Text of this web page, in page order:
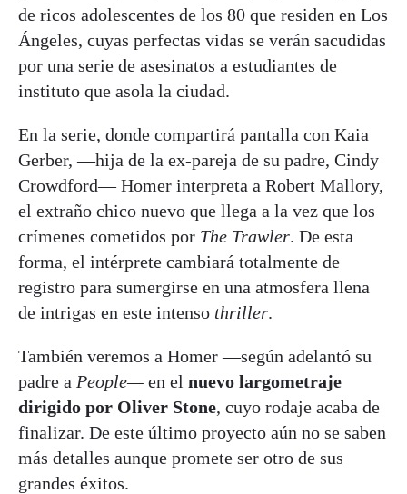
de ricos adolescentes de los 80 que residen en Los
Ángeles, cuyas perfectas vidas se verán sacudidas
por una serie de asesinatos a estudiantes de
instituto que asola la ciudad.
En la serie, donde compartirá pantalla con Kaia
Gerber, —hija de la ex-pareja de su padre, Cindy
Crowdford— Homer interpreta a Robert Mallory,
el extraño chico nuevo que llega a la vez que los
crímenes cometidos por The Trawler. De esta
forma, el intérprete cambiará totalmente de
registro para sumergirse en una atmosfera llena
de intrigas en este intenso thriller.
También veremos a Homer —según adelantó su
padre a People— en el nuevo largometraje
dirigido por Oliver Stone, cuyo rodaje acaba de
finalizar. De este último proyecto aún no se saben
más detalles aunque promete ser otro de sus
grandes éxitos.